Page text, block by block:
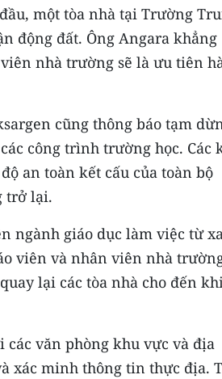
một tòa nhà tại Trường
động đất. Ông Angara khẳng
nhà trường sẽ là ưu tiên
cũng thông báo tạm
công trình trường học. Các
an toàn kết cấu của toàn bộ
trở lại.
ngành giáo dục làm việc từ
viên và nhân viên nhà
lại các tòa nhà cho đến
các văn phòng khu vực và địa
xác minh thông tin thực địa.